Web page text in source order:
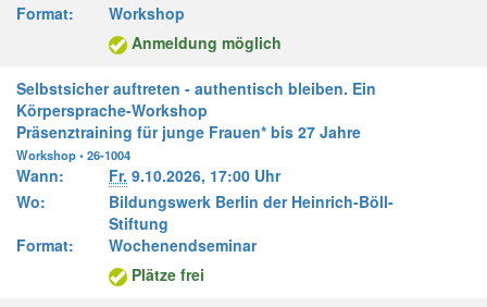
Format:
Workshop
Anmeldung möglich
Selbstsicher auftreten - authentisch bleiben. Ein
Körpersprache-Workshop
Präsenztraining für junge Frauen* bis 27 Jahre
Workshop • 26-1004
Wann: Fr. 9.10.2026, 17:00 Uhr
Wo:
Bildungswerk Berlin der Heinrich-Böll-
Stiftung
Format:
Wochenendseminar
Plätze frei